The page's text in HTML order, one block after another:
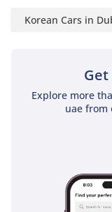
Korean Cars in
Explore more
uae from